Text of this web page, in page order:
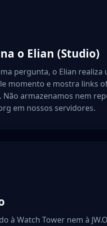
o Elian (Studio)
pergunta, o Elian realiza
momento e mostra links
Não armazenamos nem
em nossos servidores.
à Watch Tower nem à